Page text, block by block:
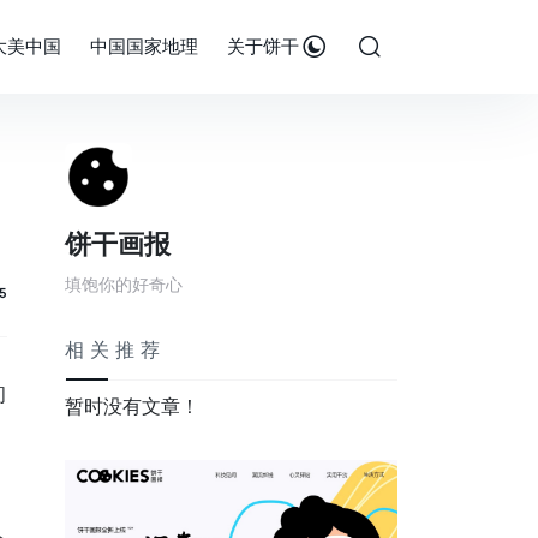
美中国 中国国家地理 关于饼干
饼干画报
填饱你的好奇心
相关推荐
暂时没有文章！